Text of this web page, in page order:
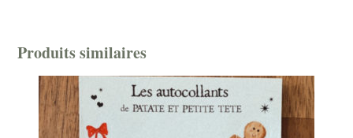
Produits similaires